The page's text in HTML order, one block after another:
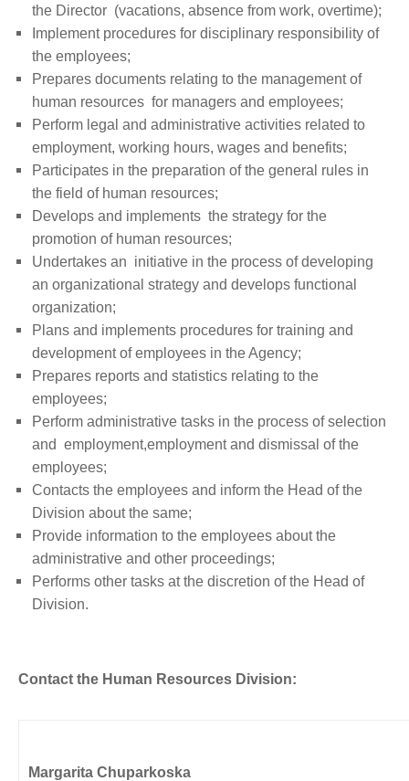
the Director (vacations, absence from work, overtime);
Implement procedures for disciplinary responsibility of
the employees;
Prepares documents relating to the management of
human resources for managers and employees;
Perform legal and administrative activities related to
employment, working hours, wages and benefits;
Participates in the preparation of the general rules in
the field of human resources;
Develops and implements the strategy for the
promotion of human resources;
Undertakes an initiative in the process of developing
an organizational strategy and develops functional
organization;
Plans and implements procedures for training and
development of employees in the Agency;
Prepares reports and statistics relating to the
employees;
Perform administrative tasks in the process of selection
and employment,employment and dismissal of the
employees;
Contacts the employees and inform the Head of the
Division about the same;
Provide information to the employees about the
administrative and other proceedings;
Performs other tasks at the discretion of the Head of
Division.
Contact the Human Resources Division:
Margarita Chuparkoska